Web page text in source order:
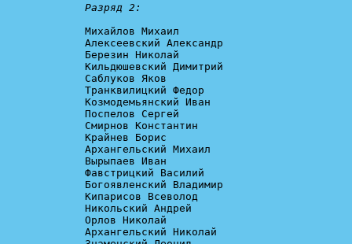
Разряд 2:
Михайлов Михаил
Алексеевский Александр
Березин Николай
Кильдюшевский Димитрий
Саблуков Яков
Транквилицкий Федор
Козмодемьянский Иван
Поспелов Сергей
Смирнов Константин
Крайнев Борис
Архангельский Михаил
Вырыпаев Иван
Фавстрицкий Василий
Богоявленский Владимир
Кипарисов Всеволод
Никольский Андрей
Орлов Николай
Архангельский Николай